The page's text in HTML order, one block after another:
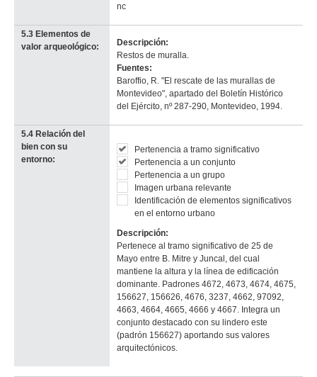
Descarga tamaño original
Anterior
nc
5.3 Elementos de
valor arqueológico:
Descripción:
Restos de muralla.
Fuentes:
Baroffio, R. "El rescate de las murallas de
Montevideo", apartado del Boletín Histórico
del Ejército, nº 287-290, Montevideo, 1994.
5.4 Relación del
bien con su
entorno:
Pertenencia a tramo significativo
Pertenencia a un conjunto
Pertenencia a un grupo
Imagen urbana relevante
Identificación de elementos significativos
en el entorno urbano
Descripción:
Pertenece al tramo significativo de 25 de
Mayo entre B. Mitre y Juncal, del cual
mantiene la altura y la línea de edificación
dominante. Padrones 4672, 4673, 4674, 4675,
156627, 156626, 4676, 3237, 4662, 97092,
4663, 4664, 4665, 4666 y 4667. Integra un
conjunto destacado con su lindero este
(padrón 156627) aportando sus valores
arquitectónicos.